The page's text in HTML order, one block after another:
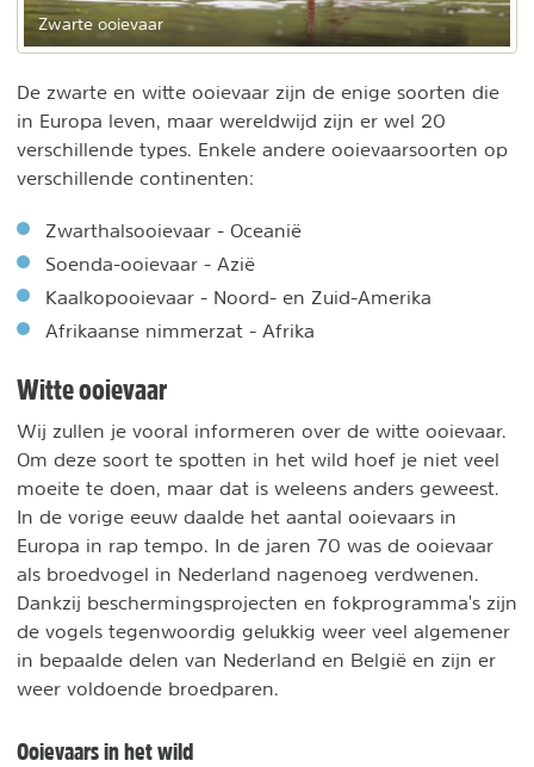
Zwarte ooievaar
De zwarte en witte ooievaar zijn de enige soorten die
in Europa leven, maar wereldwijd zijn er wel 20
verschillende types. Enkele andere ooievaarsoorten op
verschillende continenten:
Zwarthalsooievaar - Oceanië
Soenda-ooievaar - Azië
Kaalkopooievaar - Noord- en Zuid-Amerika
Afrikaanse nimmerzat - Afrika
Witte ooievaar
Wij zullen je vooral informeren over de witte ooievaar.
Om deze soort te spotten in het wild hoef je niet veel
moeite te doen, maar dat is weleens anders geweest.
In de vorige eeuw daalde het aantal ooievaars in
Europa in rap tempo. In de jaren 70 was de ooievaar
als broedvogel in Nederland nagenoeg verdwenen.
Dankzij beschermingsprojecten en fokprogramma's zijn
de vogels tegenwoordig gelukkig weer veel algemener
in bepaalde delen van Nederland en België en zijn er
weer voldoende broedparen.
Ooievaars in het wild